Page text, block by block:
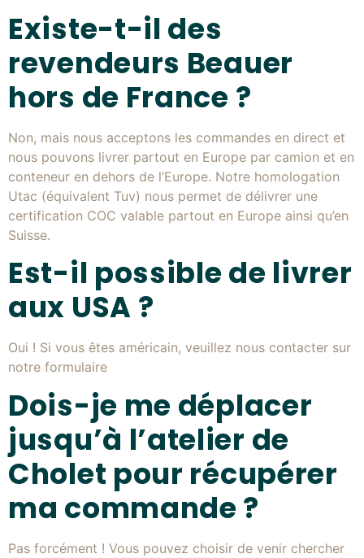
Existe-t-il des
revendeurs Beauer
hors de France ?
Non, mais nous acceptons les commandes en direct et
nous pouvons livrer partout en Europe par camion et en
conteneur en dehors de l’Europe. Notre homologation
Utac (équivalent Tuv) nous permet de délivrer une
certification COC valable partout en Europe ainsi qu’en
Suisse.
Est-il possible de livrer
aux USA ?
Oui ! Si vous êtes américain, veuillez nous contacter sur
notre formulaire
Dois-je me déplacer
jusqu’à l’atelier de
Cholet pour récupérer
ma commande ?
Pas forcément ! Vous pouvez choisir de venir chercher